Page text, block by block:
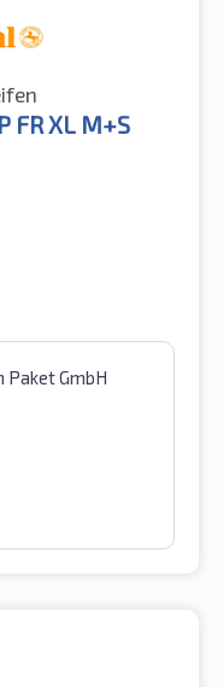
FR XL M+S
Paket GmbH